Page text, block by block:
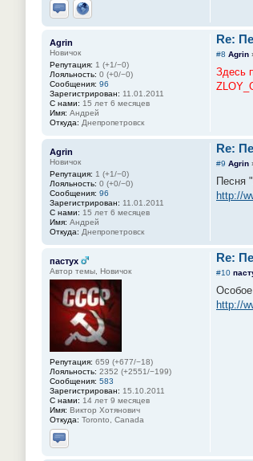
Отправить личное сообщение
Сайт
Agrin
Новичок
Репутация: 1 (+1/−0)
Лояльность: 0 (+0/−0)
Сообщения: 96
Зарегистрирован: 11.01.2011
С нами: 15 лет 6 месяцев
Имя: Андрей
Откуда: Днепропетровск
Re:
#8 Agrin
Здесь
Agrin
Новичок
Репутация: 1 (+1/−0)
Лояльность: 0 (+0/−0)
Сообщения: 96
Зарегистрирован: 11.01.2011
С нами: 15 лет 6 месяцев
Имя: Андрей
Откуда: Днепропетровск
Re:
#9 Agrin
Песня
http://
пастух
Автор темы, Новичок
Репутация: 659 (+677/−18)
Лояльность: 2352 (+2551/−199)
Сообщения: 583
Зарегистрирован: 15.10.2011
С нами: 14 лет 9 месяцев
Имя: Виктор Хотянович
Откуда: Toronto, Canada
Отправить личное сообщение
Re:
#10
http://